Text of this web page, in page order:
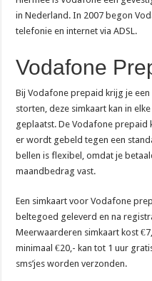
in Nederland. In 2007 begon
telefonie en internet via ADSL.
Vodafone
Bij Vodafone prepaid krijg je
storten, deze simkaart kan in
geplaatst. De Vodafone prepaid
er wordt gebeld tegen een
bellen is flexibel, omdat je
maandbedrag vast.
Een simkaart voor Vodafone
beltegoed geleverd en na
Meerwaarderen simkaart kost
minimaal €20,- kan tot 1 uur
sms’jes worden verzonden.